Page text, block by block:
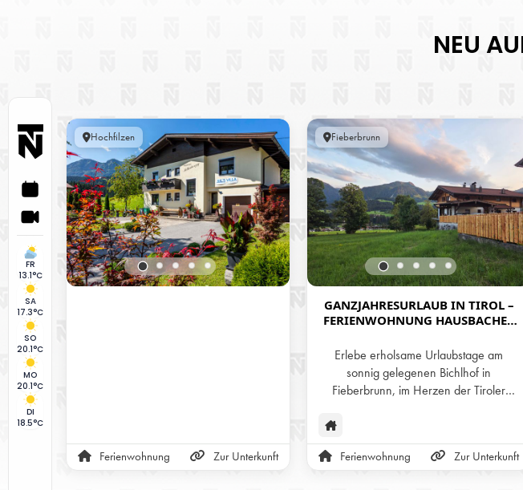
FR
13.1°C
SA
17.3°C
SO
20.1°C
MO
20.1°C
DI
18.5°C
NEU
Hochfilzen
Ferienwohnung Zur Unterkunft
Fieberbrunn
GANZJAHRESURLAUB IN TIROL –
FERIENWOHNUNG HAUSBACHER
Erlebe erholsame Urlaubstage am
sonnig gelegenen Bichlhof in
Fieberbrunn, im Herzen der Tiroler
Ferienwohnungen bieten das ganze
Jahr über den perfekten Rückzugsort –
ob im Sommer zum Wandern und
Ferienwohnung Zur Unterkunft